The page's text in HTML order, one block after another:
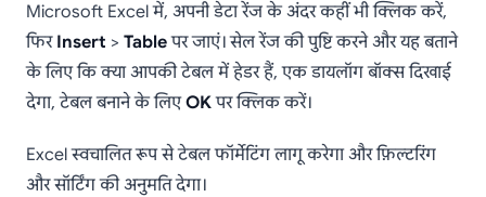
Microsoft Excel में, अपनी डेटा रेंज के अंदर कहीं भी क्लिक करें,
फिर Insert > Tableपर जाएं। सेल रेंज की पुष्टि करने और यह बताने
के लिए कि क्या आपकी टेबल में हेडर हैं, एक डायलॉग बॉक्स दिखाई
देगा, टेबल बनाने के लिएOKपर क्लिक करें।
Excel स्वचालित रूप से टेबल फॉर्मेटिंग लागू करेगा और फ़िल्टरिंग
और सॉर्टिंग की अनुमति देगा।